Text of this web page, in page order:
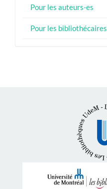
Pour les auteurs-es
Pour les bibliothécaires